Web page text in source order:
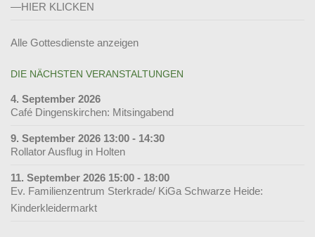
—HIER KLICKEN
Alle Gottesdienste anzeigen
DIE NÄCHSTEN VERANSTALTUNGEN
4. September 2026
Café Dingenskirchen: Mitsingabend
9. September 2026 13:00 - 14:30
Rollator Ausflug in Holten
11. September 2026 15:00 - 18:00
Ev. Familienzentrum Sterkrade/ KiGa Schwarze Heide:
Kinderkleidermarkt